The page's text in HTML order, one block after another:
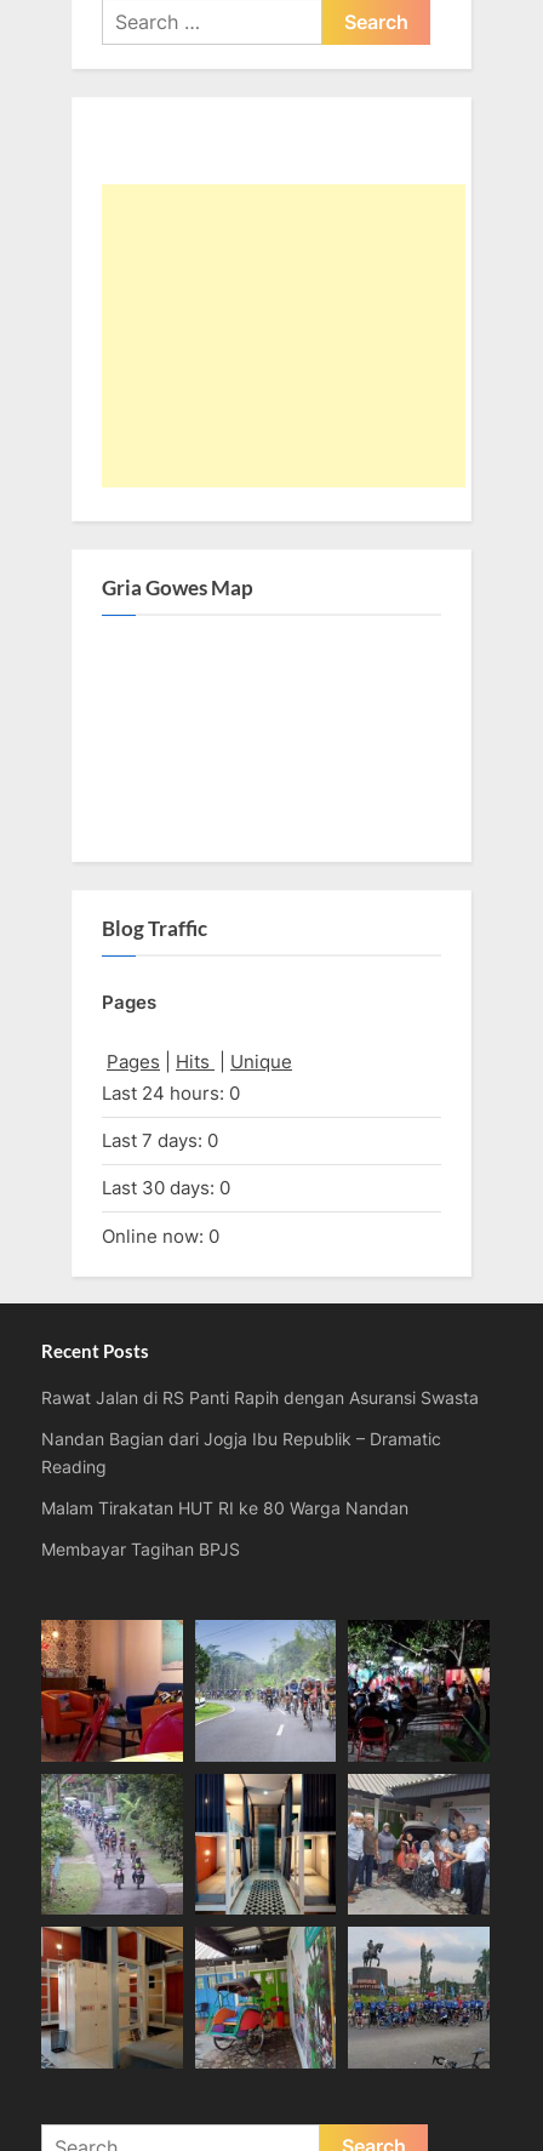
Search
for:
Gria Gowes Map
Blog Traffic
Pages
Pages Hits
Unique
Last 24 hours: 0
Last 7 days: 0
Last 30 days: 0
Online now: 0
Recent Posts
Rawat Jalan di RS Panti Rapih dengan Asuransi Swasta
Nandan Bagian dari Jogja Ibu Republik – Dramatic
Reading
Malam Tirakatan HUT RI ke 80 Warga Nandan
Membayar Tagihan BPJS
Search